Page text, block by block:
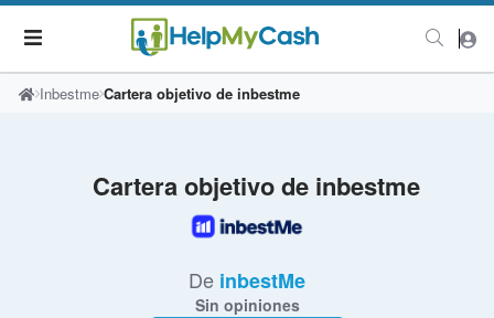
Inbestme Cartera objetivo de inbestme
Cartera objetivo de inbestme
De inbestMe
Sin opiniones